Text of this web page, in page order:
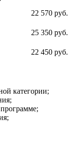
22 570 руб.
25 350 руб.
22 450 руб.
категории;